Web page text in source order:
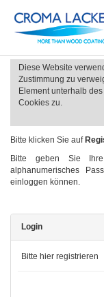
Diese Website
Zustimmung zu
Element unterhalb
Cookies zu.
Bitte klicken Sie auf
Bitte geben Sie
alphanumerisches
einloggen können.
Login
Bitte hier registrieren